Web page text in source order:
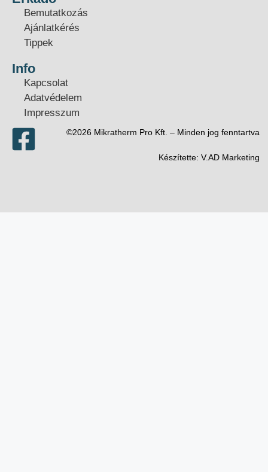
Bemutatkozás
Ajánlatkérés
Tippek
Info
Kapcsolat
Adatvédelem
Impresszum
©2026 Mikratherm Pro Kft. – Minden jog fenntartva​
Készítette: V.AD Marketing